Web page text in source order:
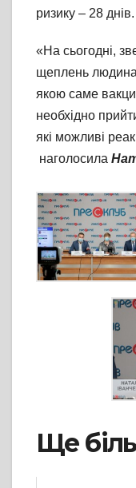
ризику – 28 днів.
«На сьогодні,
щеплень
якою саме
необхідно
які можливі
наголосила
Ще